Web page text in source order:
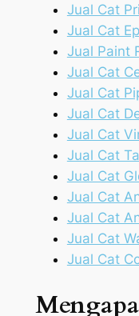
Jual Cat
Jual Cat
Jual Paint
Jual Cat
Jual Cat
Jual Cat
Jual Cat
Jual Cat
Jual Cat
Jual Cat
Jual Cat
Jual Cat
Jual Cat